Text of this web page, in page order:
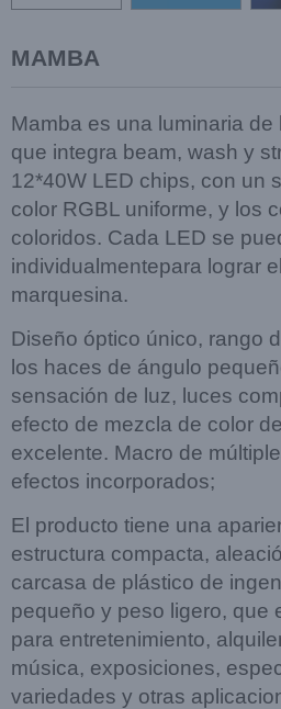
MAMBA
Mamba es una luminaria de
que integra beam, wash y
12*40W LED chips, con un
color RGBL uniforme, y los
coloridos. Cada LED se
individualmentepara lograr
marquesina.
Diseño óptico único, rango
los haces de ángulo
sensación de luz, luces
efecto de mezcla de color
excelente. Macro de
efectos incorporados;
El producto tiene una
estructura compacta,
carcasa de plástico de
pequeño y peso ligero, que
para entretenimiento,
música, exposiciones,
variedades y otras